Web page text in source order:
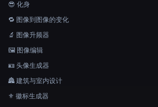
😎 化身
🔁 图像到图像的变化
🔬 图像升频器
🖼️ 图像编辑
🪪 头像生成器
🏯 建筑与室内设计
⚜️ 徽标生成器